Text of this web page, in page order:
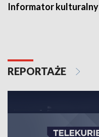
Informator kulturalny
REPORTAŻE